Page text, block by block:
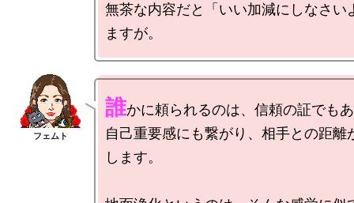
無茶な内容だと「いい加減にしなさい
誰かに頼られるのは、信頼の証でも
自己重要感にも繋がり、相手との距離
します。